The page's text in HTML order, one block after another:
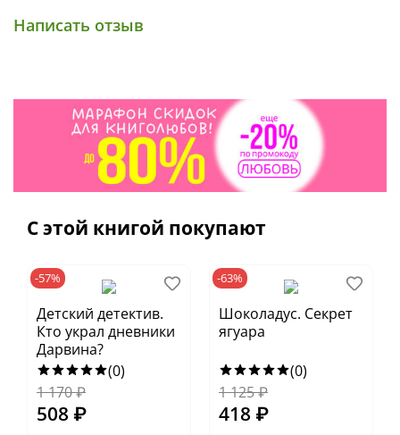
и его команда», «Голубая чашка», «Поход»,
«Совесть», «Горячий камень»
брать с собой в школу
● Возраст 8–10 лет
Написать отзыв
С этой книгой покупают
-57%
Детский детектив.
Кто украл дневники
Дарвина?
(0)
1 170₽
508 ₽
-63%
Шоколадус. Секрет
ягуара
(0)
1 125₽
418 ₽